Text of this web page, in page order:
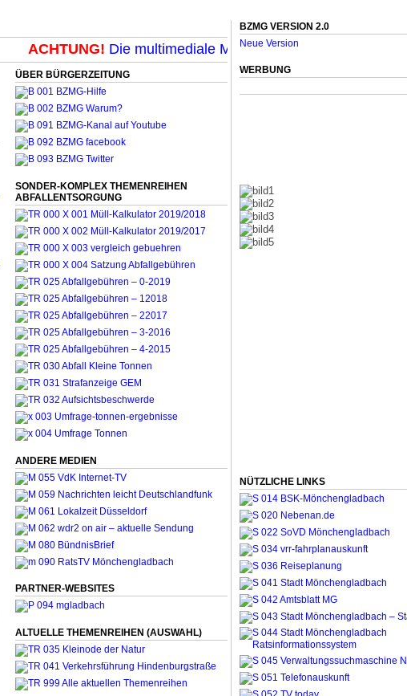
ACHTUNG!Die multimediale Mit-Mach-Zeitung für
ÜBER BÜRGERZEITUNG
SONDER-KOMPLEX THEMENREIHEN
ABFALLENTSORGUNG
ANDERE MEDIEN
PARTNER-WEBSITES
ALTUELLE THEMENREIHEN (AUSWAHL)
BZMG VERSION 2.0
Neue Version
WERBUNG
NÜTZLICHE LINKS